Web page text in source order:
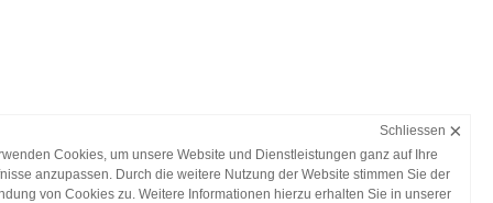
Schliessen ×
Cookies, um unsere Website und Dienstleistungen ganz auf Ihre
anzupassen. Durch die weitere Nutzung der Website stimmen Sie der
von Cookies zu. Weitere Informationen hierzu erhalten Sie in unserer